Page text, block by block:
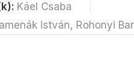
Káel Csaba
István, Rohonyi